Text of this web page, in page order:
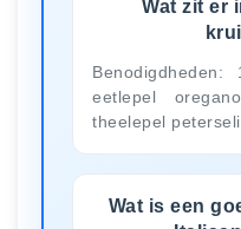
Wat zit er
eetlepel
theelepel
Wat is een